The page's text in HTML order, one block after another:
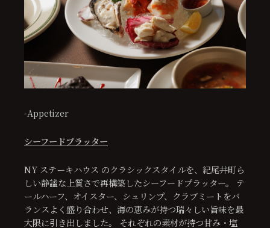
-Appetizer
シーフードプラッター
NY ステーキハウス のクラシックスタイルを、紀尾井町ら
しい静謐な上質さで再構築したシーフードプラッター。 テ
ールハーフ、オイスター、シュリンプ、クラブミートをバ
ランスよく盛り合わせ、海の恵みが持つ瑞々しい旨味を最
大限に引き出しました。 それぞれの素材が持つ甘み・塩